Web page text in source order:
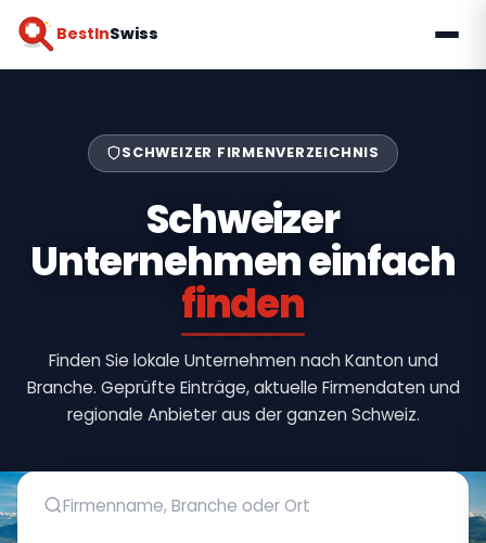
BestInSwiss
SCHWEIZER FIRMENVERZEICHNIS
Schweizer
Unternehmen einfach
finden
Finden Sie lokale Unternehmen nach Kanton und
Branche. Geprüfte Einträge, aktuelle Firmendaten und
regionale Anbieter aus der ganzen Schweiz.